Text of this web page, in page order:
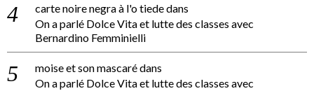
carte noire negra à l'o tiededans
On a parlé Dolce Vita et lutte des classes avec
Bernardino Femminielli
moise et son mascarédans
On a parlé Dolce Vita et lutte des classes avec